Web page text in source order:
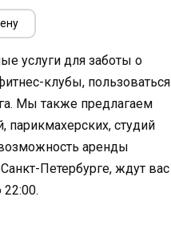
услуги для заботы о
клубы, пользоваться
Мы также предлагаем
парикмахерских, студий
возможность аренды
Петербурге, ждут вас